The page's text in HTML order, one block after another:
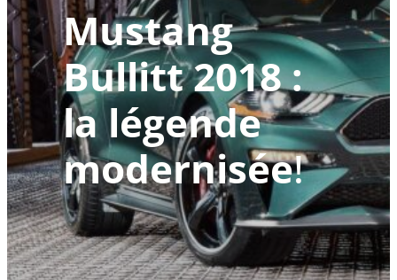
Mustang
Bullitt 2018 :
la légende
modernisée!